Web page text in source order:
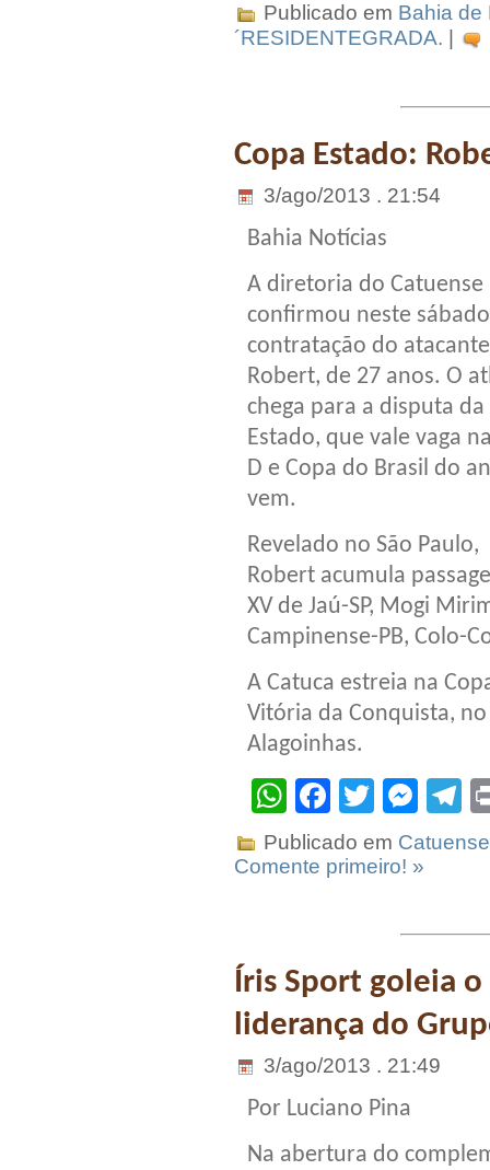
Publicado em Bahia de
´RESIDENTEGRADA.
Copa Estado:
3/ago/2013 . 21:54
Bahia Notícias
A diretoria do Catuense
confirmou neste
contratação do atacante
Robert, de 27 anos. O
chega para a disputa da
Estado, que vale vaga
D e Copa do Brasil do
vem.
Revelado no São Paulo,
Robert acumula
XV de Jaú-SP, Mogi
Campinense-PB, Colo-
A Catuca estreia na
Vitória da Conquista,
Alagoinhas.
WhatsApp
Facebook
Twitter
Publicado em Catuense
Comente primeiro! »
Íris Sport goleia
liderança do
3/ago/2013 . 21:49
Por Luciano Pina
Na abertura do